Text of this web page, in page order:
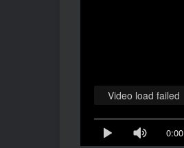
0:00
Video load failed